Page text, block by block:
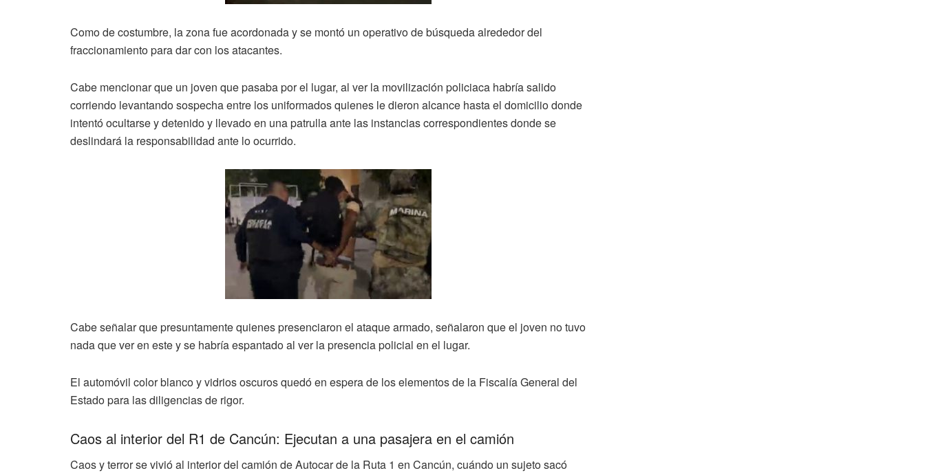
Como de costumbre, la zona fue acordonada y se montó un operativo de búsqueda alrededor del
fraccionamiento para dar con los atacantes.
Cabe mencionar que un joven que pasaba por el lugar, al ver la movilización policiaca habría salido
corriendo levantando sospecha entre los uniformados quienes le dieron alcance hasta el domicilio donde
intentó ocultarse y detenido y llevado en una patrulla ante las instancias correspondientes donde se
deslindará la responsabilidad ante lo ocurrido.
Cabe señalar que presuntamente quienes presenciaron el ataque armado, señalaron que el joven no tuvo
nada que ver en este y se habría espantado al ver la presencia policial en el lugar.
El automóvil color blanco y vidrios oscuros quedó en espera de los elementos de la Fiscalía General del
Estado para las diligencias de rigor.
Caos al interior del R1 de Cancún: Ejecutan a una pasajera en el camión
Caos y terror se vivió al interior del camión de Autocar de la Ruta 1 en Cancún, cuándo un sujeto sacó